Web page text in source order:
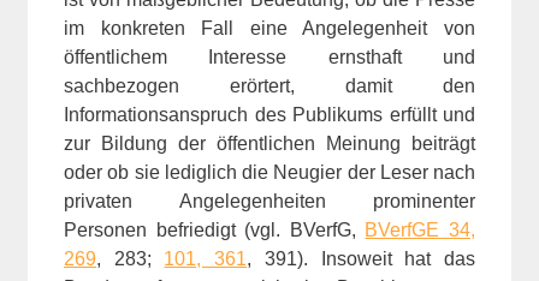
im konkreten Fall eine Angelegenheit von
öffentlichem Interesse ernsthaft und
sachbezogen erörtert, damit den
Informationsanspruch des Publikums erfüllt und
zur Bildung der öffentlichen Meinung beiträgt
oder ob sie lediglich die Neugier der Leser nach
privaten Angelegenheiten prominenter
Personen befriedigt (vgl. BVerfG, BVerfGE 34,
269, 283; 101, 361, 391). Insoweit hat das